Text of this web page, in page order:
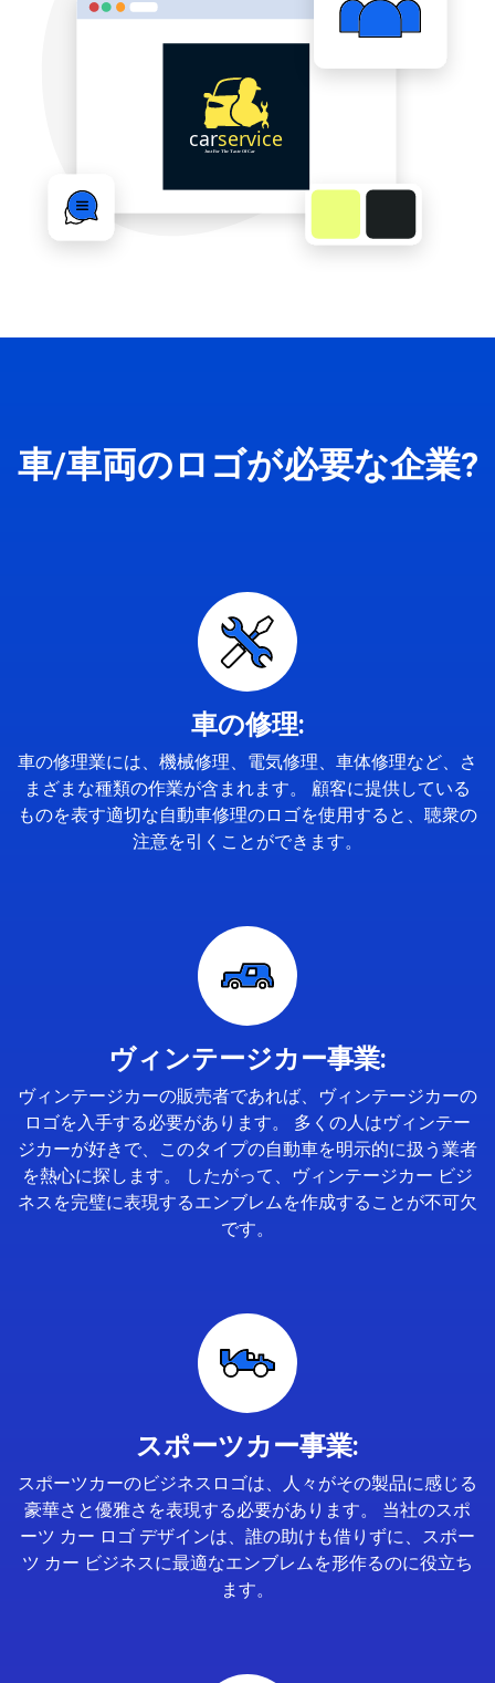
車/車両のロゴが必要な企業?
車の修理:
車の修理業には、機械修理、電気修理、車体修理など、さ
まざまな種類の作業が含まれます。 顧客に提供している
ものを表す適切な自動車修理のロゴを使用すると、聴衆の
注意を引くことができます。
ヴィンテージカー事業:
ヴィンテージカーの販売者であれば、ヴィンテージカーの
ロゴを入手する必要があります。 多くの人はヴィンテー
ジカーが好きで、このタイプの自動車を明示的に扱う業者
を熱心に探します。 したがって、ヴィンテージカー ビジ
ネスを完璧に表現するエンブレムを作成することが不可欠
です。
スポーツカー事業:
スポーツカーのビジネスロゴは、人々がその製品に感じる
豪華さと優雅さを表現する必要があります。 当社のスポ
ーツ カー ロゴ デザインは、誰の助けも借りずに、スポー
ツ カー ビジネスに最適なエンブレムを形作るのに役立ち
ます。